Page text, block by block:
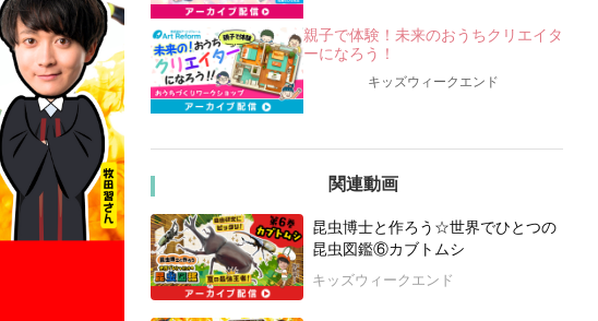
親子で体験！未来のおうちクリエイタ
ーになろう！
キッズウィークエンド
関連動画
昆虫博士と作ろう☆世界でひとつの
昆虫図鑑⑥カブトムシ
キッズウィークエンド